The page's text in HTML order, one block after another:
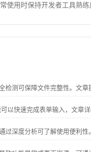
使用时保持开发者工具熟